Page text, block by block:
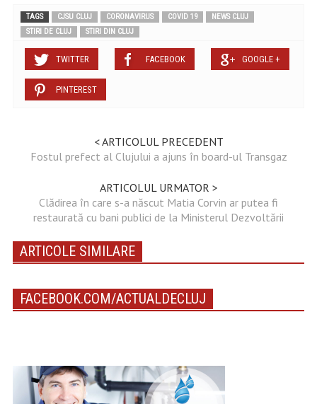
TAGS CJSU CLUJ CORONAVIRUS COVID 19
NEWS CLUJ
STIRI DE CLUJ
STIRI DIN CLUJ
TWITTER FACEBOOK GOOGLE +
PINTEREST
< ARTICOLUL PRECEDENT
Fostul prefect al Clujului a ajuns în board-ul Transgaz
ARTICOLUL URMATOR >
Clădirea în care s-a născut Matia Corvin ar putea fi
restaurată cu bani publici de la Ministerul Dezvoltării
ARTICOLE SIMILARE
FACEBOOK.COM/ACTUALDECLUJ